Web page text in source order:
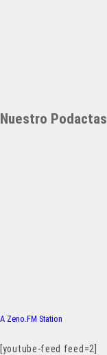
Nuestro Podactas
A Zeno.FM Station
[youtube-feed feed=2]